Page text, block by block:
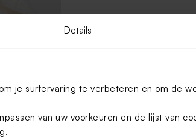
Details
je surfervaring te verbeteren en om de
van uw voorkeuren en de lijst van
.